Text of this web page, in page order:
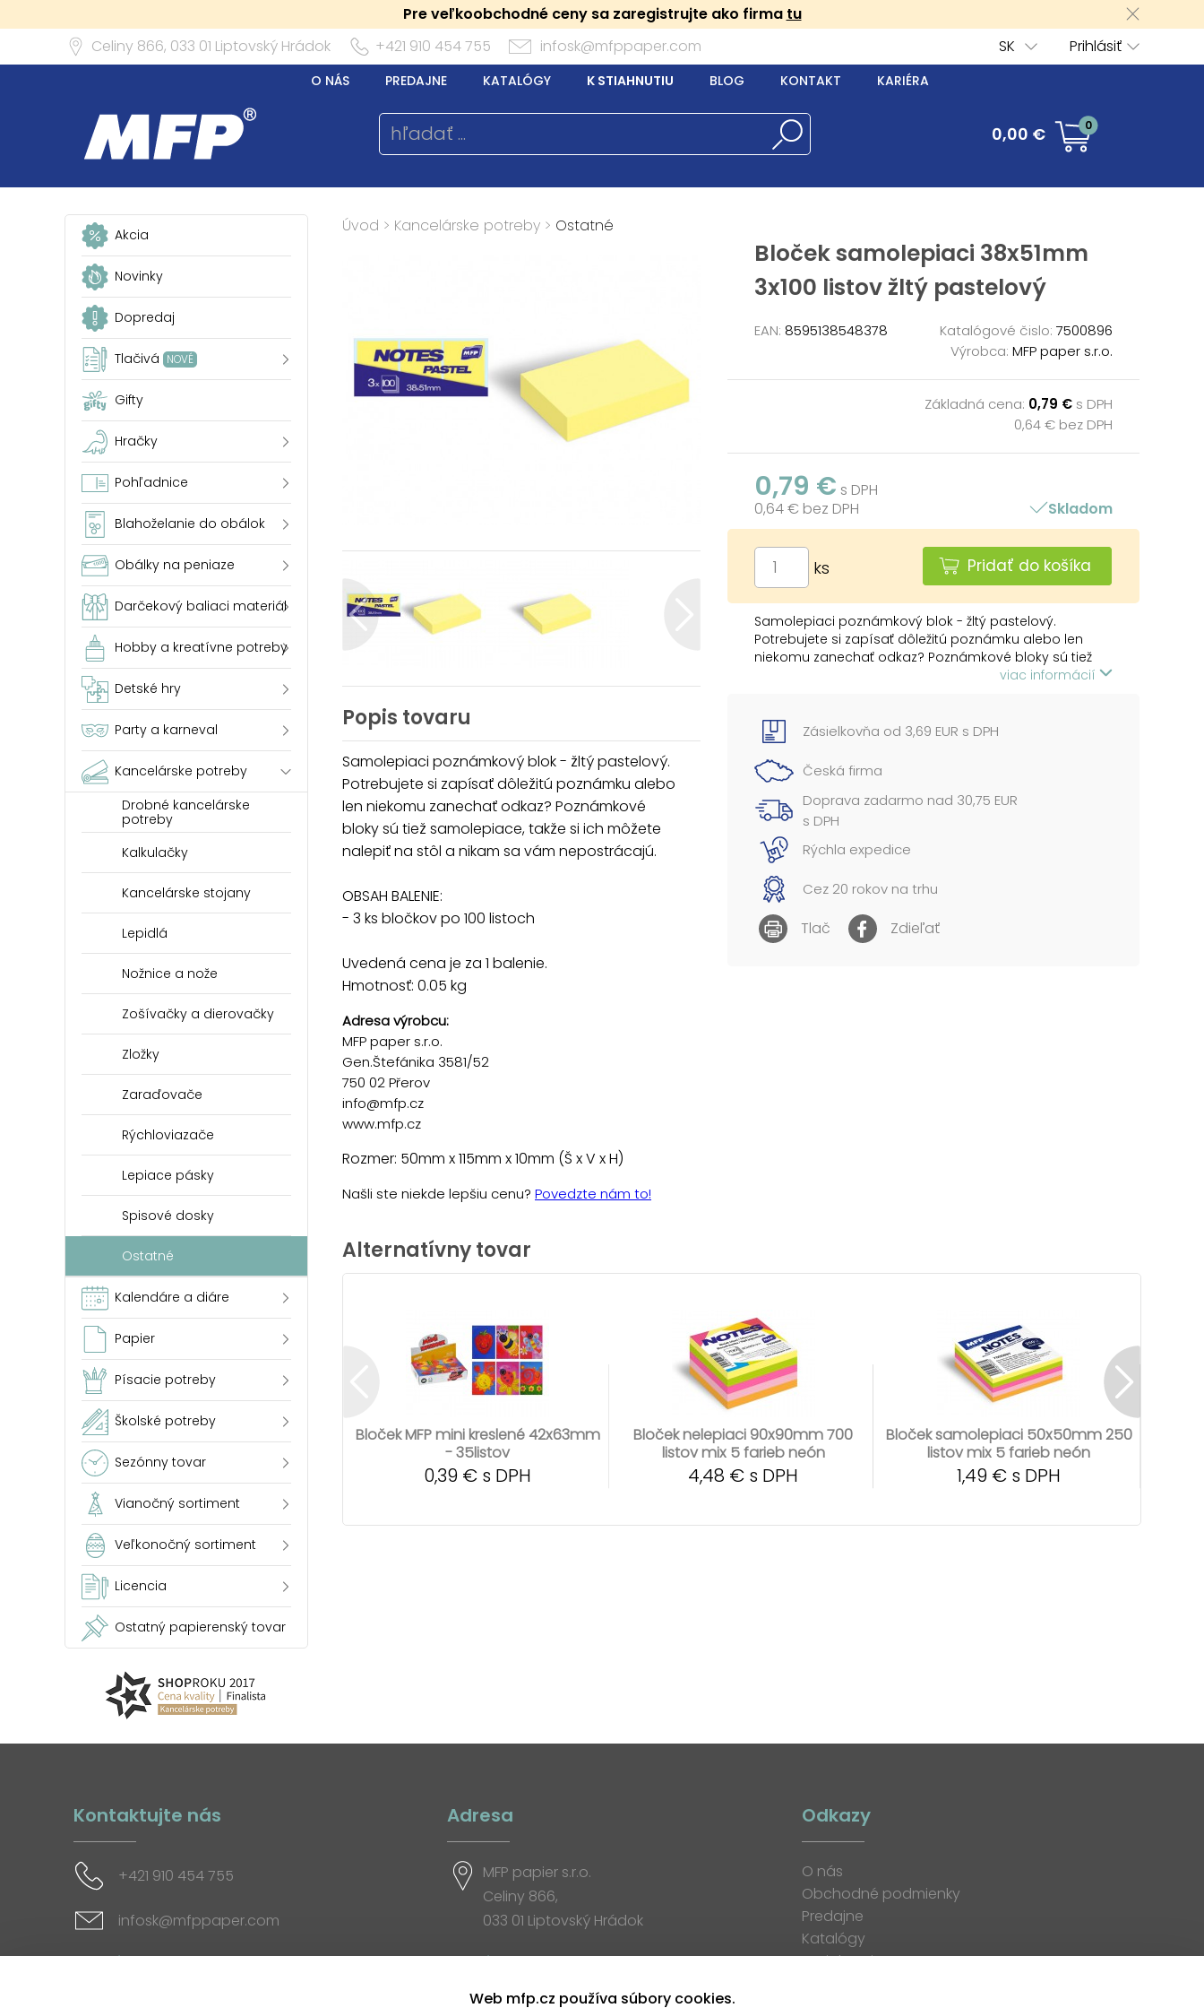
Pre veľkoobchodné ceny sa zaregistrujte ako firma tu
Celiny 866, 033 01 Liptovský Hrádok +421 910 454 755 infosk@mfppaper.com Prihlásiť
SK
O NÁS PREDAJNE KATALÓGY K STIAHNUTIU BLOG KONTAKT KARIÉRA
0,00 € 0
Akcia
Novinky
Dopredaj
Tlačivá NOVÉ
Gifty
Hračky
Pohľadnice
Blahoželanie do obálok
Obálky na peniaze
Darčekový baliaci materiál
Hobby a kreatívne potreby
Detské hry
Party a karneval
Kancelárske potreby
Drobné kancelárske
potreby
Kalkulačky
Kancelárske stojany
Lepidlá
Nožnice a nože
Zošívačky a dierovačky
Zložky
Zaraďovače
Rýchloviazače
Lepiace pásky
Spisové dosky
Ostatné
Kalendáre a diáre
Papier
Písacie potreby
Školské potreby
Sezónny tovar
Vianočný sortiment
Veľkonočný sortiment
Licencia
Ostatný papierenský tovar
Úvod > Kancelárske potreby > Ostatné
Bloček samolepiaci 38x51mm
3x100 listov žltý pastelový
EAN: 8595138548378 Katalógové čislo: 7500896
Výrobca: MFP paper s.r.o.
Základná cena: 0,79 € s DPH
0,64 € bez DPH
0,79 € s DPH
0,64 € bez DPH
Skladom
ks Pridať do košíka
Samolepiaci poznámkový blok - žltý pastelový.
Potrebujete si zapísať dôležitú poznámku alebo len
niekomu zanechať odkaz? Poznámkové bloky sú tiež
samolepiace, takže si ich môžete nalepiť na stôl a
OBSAH BALENIE:
- 3 ks bločkov po 100 listoch
Uvedená cena je za 1 balenie....
viac informácií
Popis tovaru
Samolepiaci poznámkový blok - žltý pastelový.
Potrebujete si zapísať dôležitú poznámku alebo
len niekomu zanechať odkaz? Poznámkové
bloky sú tiež samolepiace, takže si ich môžete
nalepiť na stôl a nikam sa vám nepostrácajú.
OBSAH BALENIE:
- 3 ks bločkov po 100 listoch
Uvedená cena je za 1 balenie.
Hmotnosť: 0.05 kg
Adresa výrobcu:
MFP paper s.r.o.
Gen.Štefánika 3581/52
750 02 Přerov
info@mfp.cz
www.mfp.cz
Rozmer: 50mm x 115mm x 10mm (Š x V x H)
Našli ste niekde lepšiu cenu? Povedzte nám to!
Zásielkovňa od 3,69 EUR s DPH
Česká firma
Doprava zadarmo nad 30,75 EUR
s DPH
Rýchla expedice
Cez 20 rokov na trhu
Tlač Zdieľať
Alternatívny tovar
Bloček MFP mini kreslené 42x63mm
- 35listov
0,39 € s DPH
Bloček nelepiaci 90x90mm 700
listov mix 5 farieb neón
4,48 € s DPH
Bloček samolepiaci 50x50mm 250
listov mix 5 farieb neón
1,49 € s DPH
Kontaktujte nás
+421 910 454 755
infosk@mfppaper.com
Sociálne siete
Adresa
MFP papier s.r.o.
Celiny 866,
033 01 Liptovský Hrádok
Otváracia doba
Odkazy
O nás
Obchodné podmienky
Predajne
Katalógy
K stiahnutiu
Web mfp.cz používa súbory cookies.